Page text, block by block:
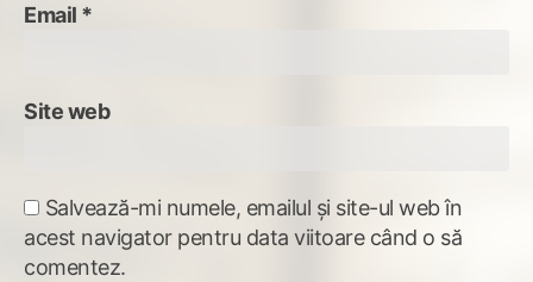
Email *
Site web
Salvează-mi numele, emailul și site-ul web în
acest navigator pentru data viitoare când o să
comentez.